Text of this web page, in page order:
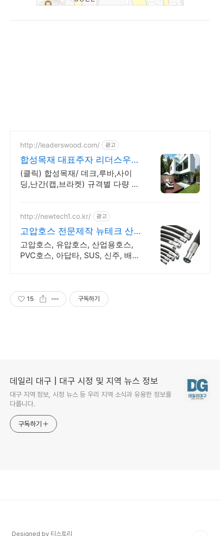
http://leaderswood.com/ 광고
합성목재 대표주자 리더스우드
제조, KS인증데크 울타리
(클릭) 합성목재/ 데크,루바,사이
딩,난간(캡,브라켓) 규격별 다량 보
http://newtech1.co.kr/ 광고
고압호스 전문제작 뉴테크 산
업용호스,유압호스,고압호스
고압호스, 유압호스, 산업용호스,
PVC호스, 아답타, SUS, 신주, 배관
15 구독하기
데일리 대구 | 대구 시정 및 지역 뉴스 정보
대구 지역 정보, 시정 뉴스 등 우리 지역 소식과 유용한 정보를
다룹니다.
구독하기
Designed by 티스토리